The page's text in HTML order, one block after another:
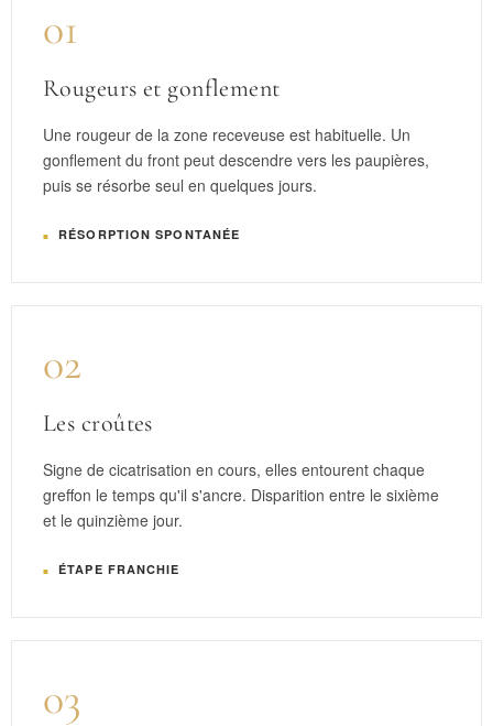
01
Rougeurs et gonflement
Une rougeur de la zone receveuse est habituelle. Un
gonflement du front peut descendre vers les paupières,
puis se résorbe seul en quelques jours.
RÉSORPTION SPONTANÉE
02
Les croûtes
Signe de cicatrisation en cours, elles entourent chaque
greffon le temps qu'il s'ancre. Disparition entre le sixième
et le quinzième jour.
ÉTAPE FRANCHIE
03